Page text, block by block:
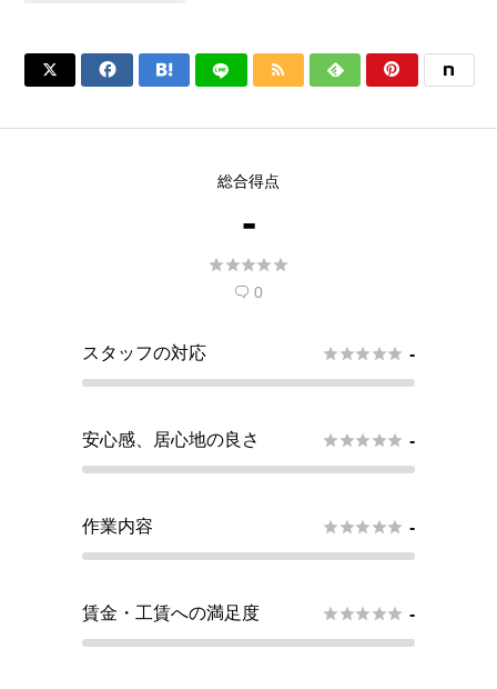
     
総合得点
-

 0
スタッフの対応  -
安心感、居心地の良さ  -
作業内容  -
賃金・工賃への満足度  -